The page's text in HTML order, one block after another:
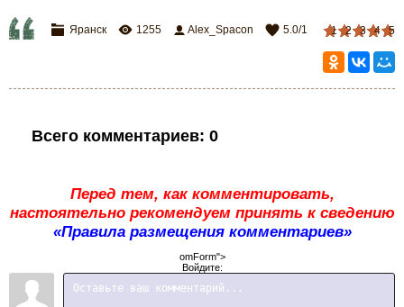
1 2 3 4 5
Яранск 1255 Alex_Spacon 5.0/1
Всего комментариев: 0
Перед тем, как комментировать,
настоятельно рекомендуем принять к сведению
«Правила размещения комментариев»
omForm">
Войдите: